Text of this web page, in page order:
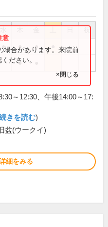
祝
● ● ●
●
場合があります。来院前
ださい。
×閉じる
～12:30、午後14:00～17:
きを読む)
盆(ウークイ)
細をみる